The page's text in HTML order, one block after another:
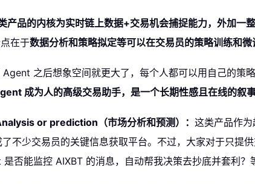
产品的内核为实时链上数据+交易机会捕捉能力，外加一
在于数据分析和策略拟定等可以在交易员的策略训练和
之后想象空间就更大了，每个人都可以用自己的
成为人的高级交易助手，是一个长期性感且在线的叙事
or prediction（市场分析和预测）： 这类产品作
不少交易员的关键信息获取平台。不过，大家对于只
否能监控 AIXBT 的消息，自动帮我决策去抄底并套利？